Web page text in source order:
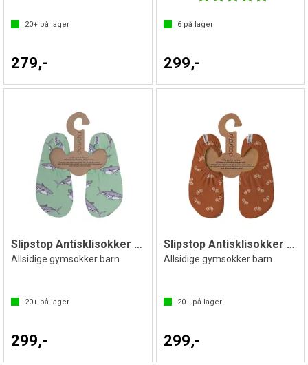
20+ på lager
279,-
6på lager
299,-
Slipstop Antisklisokker Berko Mint Jr
Allsidige gymsokker barn
20+ på lager
299,-
Slipstop Antisklisokker Bicycle
Allsidige gymsokker barn
20+på lager
299,-